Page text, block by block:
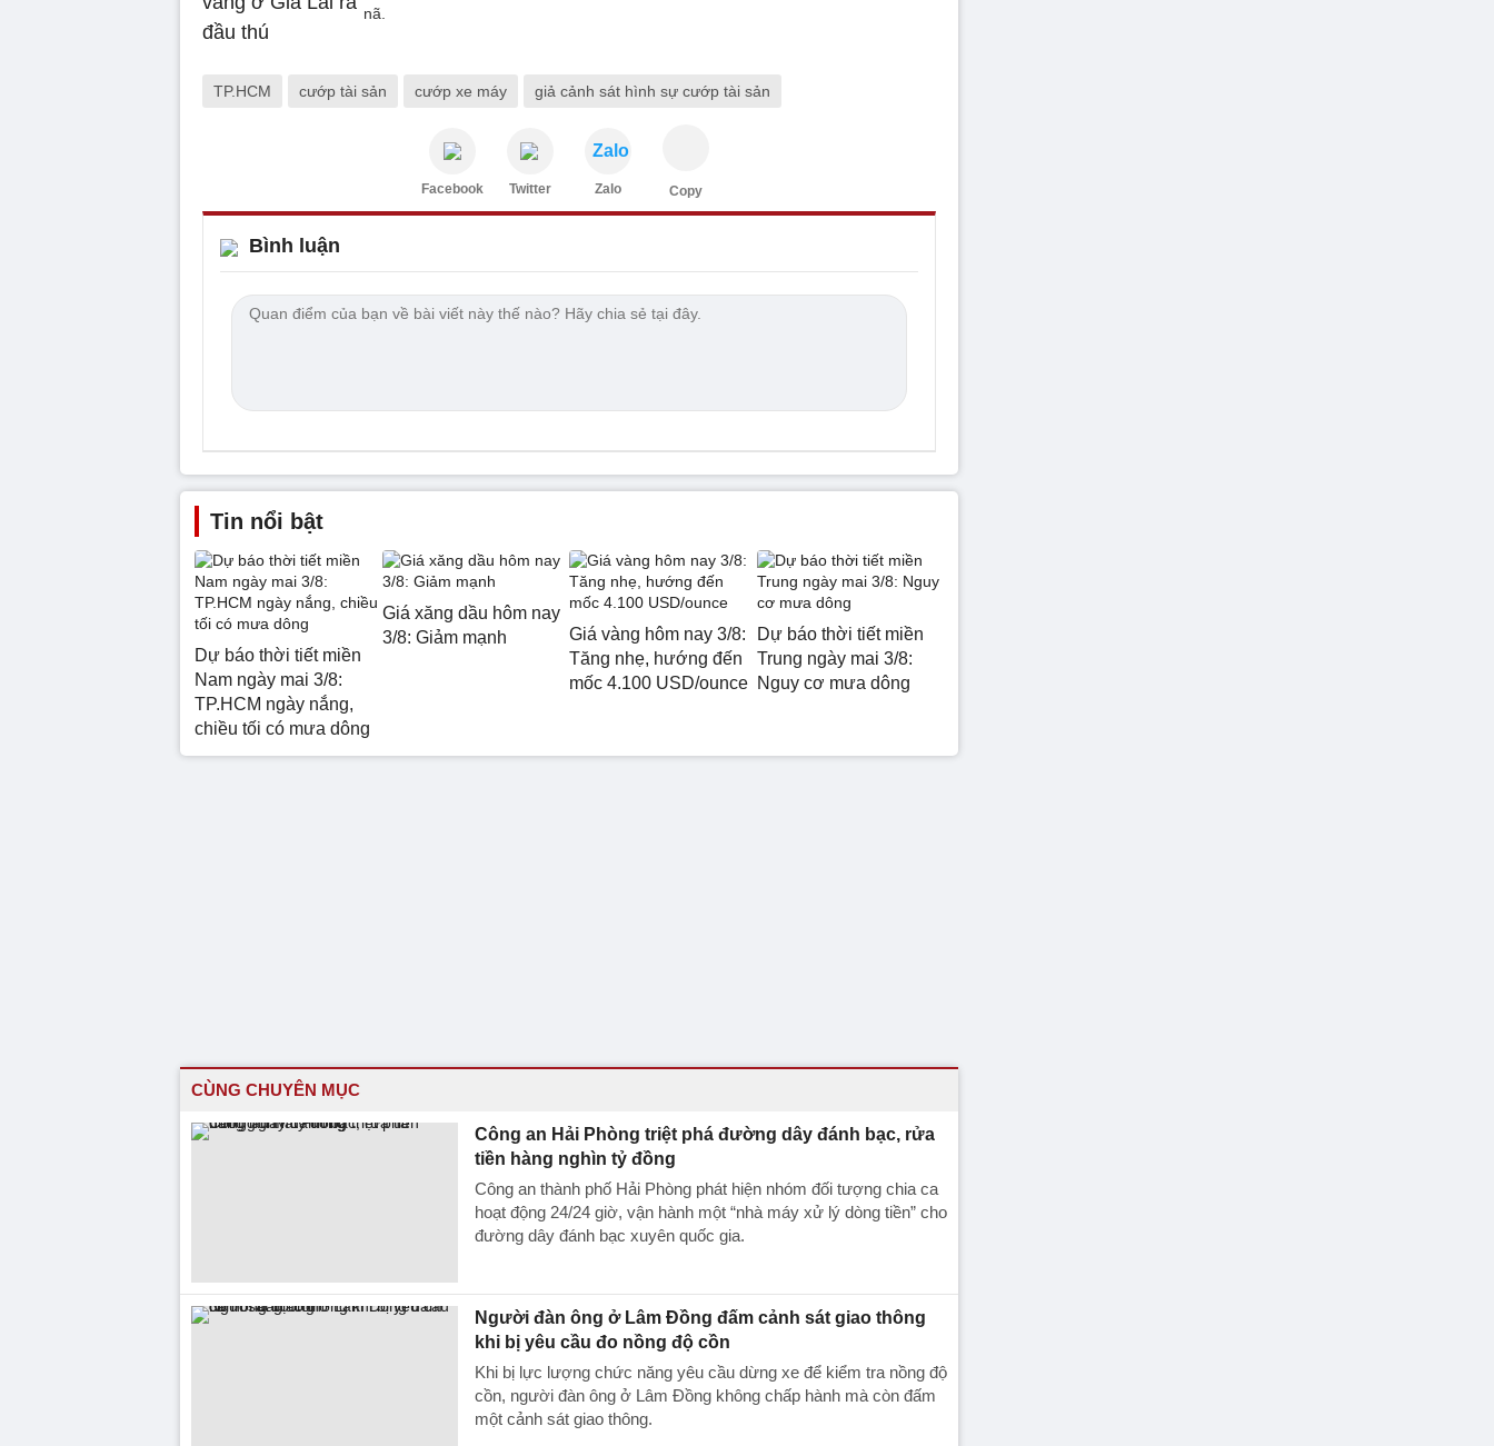
nã.
TP.HCM cướp tài sản cướp xe máy giả cảnh sát hình sự cướp tài sản
Facebook Twitter
Zalo
Zalo Copy
Bình luận
Tin nổi bật
Dự báo thời tiết miền
Nam ngày mai 3/8:
TP.HCM ngày nắng,
chiều tối có mưa dông
Giá xăng dầu hôm nay
3/8: Giảm mạnh
Giá vàng hôm nay 3/8:
Tăng nhẹ, hướng đến
mốc 4.100 USD/ounce
Dự báo thời tiết miền
Trung ngày mai 3/8:
Nguy cơ mưa dông
CÙNG CHUYÊN MỤC
Công an Hải Phòng triệt phá đường dây đánh bạc, rửa
tiền hàng nghìn tỷ đồng
Công an thành phố Hải Phòng phát hiện nhóm đối tượng chia ca
hoạt động 24/24 giờ, vận hành một “nhà máy xử lý dòng tiền” cho
đường dây đánh bạc xuyên quốc gia.
Người đàn ông ở Lâm Đồng đấm cảnh sát giao thông
khi bị yêu cầu đo nồng độ cồn
Khi bị lực lượng chức năng yêu cầu dừng xe để kiểm tra nồng độ
cồn, người đàn ông ở Lâm Đồng không chấp hành mà còn đấm
một cảnh sát giao thông.